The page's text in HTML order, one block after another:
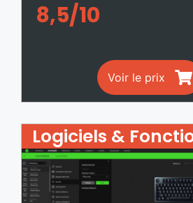
8,5/10
Voir le prix
Logiciels &